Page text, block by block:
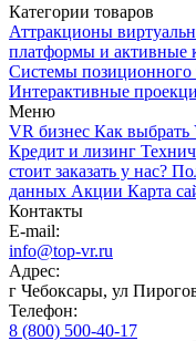
Категории товаров
Аттракционы
платформы и активные
Системы позиционного
Интерактивные
Меню
VR бизнес Как выбрать
Кредит и лизинг
стоит заказать у нас?
данных Акции Карта
Контакты
E-mail:
info@top-vr.ru
Адрес:
г Чебоксары, ул
Телефон:
8 (800) 500-40-17